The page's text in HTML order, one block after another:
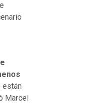
están
Marcel